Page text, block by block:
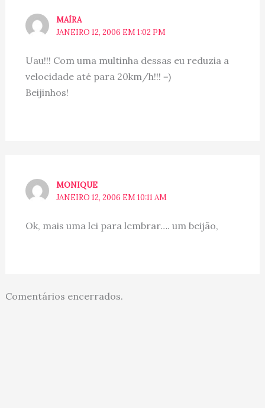
MAÍRA
JANEIRO 12, 2006 EM 1:02 PM
Uau!!! Com uma multinha dessas eu reduzia a
velocidade até para 20km/h!!! =)
Beijinhos!
MONIQUE
JANEIRO 12, 2006 EM 10:11 AM
Ok, mais uma lei para lembrar…. um beijão,
Comentários encerrados.